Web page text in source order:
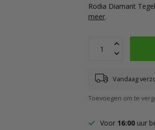
Rodia Diamant
meer.
Vandaag
Toevoegen om te
Voor 16:00 uur